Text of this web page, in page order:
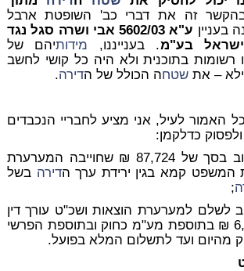
זה את דברי כב' השופטת ארבל
ע"א 5602/03 אבי ושרה סגל נגד
בע"מ. בענייננו, מידותיהם של
רשומות בתוכנית ולא היה כל קושי לחשב
– את שטחה הכולל של הדירה.
האמור לעיל, אני מציע לחבריי הנכבדים
כדלקמן:
א. לבטל את החיוב בסך של 87,724 ₪ שחוייבה המערערת
המשפט קמא בגין ירידת ערך הדירה בשל
;
לשלם למערערת הוצאות ושכ"ט עורך דין
בסך כולל של 6,000 ₪ בתוספת מע"מ כחוק ובתוספת הפרשי
מהיום ועד לתשלום המלא בפועל.